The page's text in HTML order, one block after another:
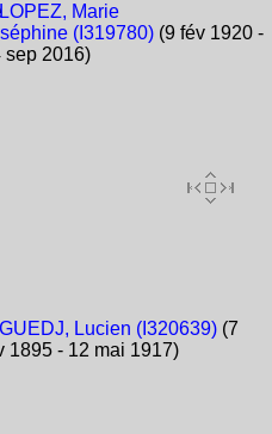
LOPEZ, Marie
(I319780) (9 fév 1920 -
sep 2016)
GUEDJ, Lucien (I320639) (7
1895 - 12 mai 1917)